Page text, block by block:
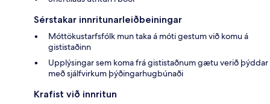
Sérstakar innritunarleiðbeiningar
Móttökustarfsfólk mun taka á móti gestum við komu á
gististaðinn
Upplýsingar sem koma frá gististaðnum gætu verið þýddar
með sjálfvirkum þýðingarhugbúnaði
Krafist við innritun